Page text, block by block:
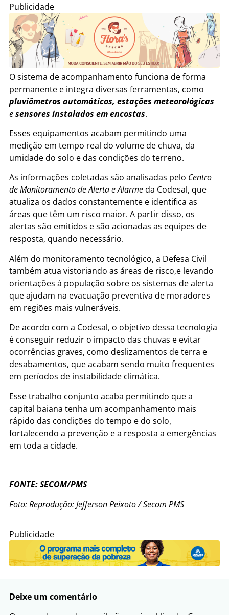
Publicidade
O sistema de acompanhamento funciona de forma
permanente e integra diversas ferramentas, como
pluviômetros automáticos, estações meteorológicas
esensores instalados em encostas.
Esses equipamentos acabam permitindo uma
medição em tempo real do volume de chuva, da
umidade do solo e das condições do terreno.
As informações coletadas são analisadas pelo Centro
de Monitoramento de Alerta e Alarmeda Codesal, que
atualiza os dados constantemente e identifica as
áreas que têm um risco maior. A partir disso, os
alertas são emitidos e são acionadas as equipes de
resposta, quando necessário.
Além do monitoramento tecnológico, a Defesa Civil
também atua vistoriando as áreas de risco,e levando
orientações à população sobre os sistemas de alerta
que ajudam na evacuação preventiva de moradores
em regiões mais vulneráveis.
De acordo com a Codesal, o objetivo dessa tecnologia
é conseguir reduzir o impacto das chuvas e evitar
ocorrências graves, como deslizamentos de terra e
desabamentos, que acabam sendo muito frequentes
em períodos de instabilidade climática.
Esse trabalho conjunto acaba permitindo que a
capital baiana tenha um acompanhamento mais
rápido das condições do tempo e do solo,
fortalecendo a prevenção e a resposta a emergências
em toda a cidade.
FONTE: SECOM/PMS
Foto: Reprodução: Jefferson Peixoto / Secom PMS
Publicidade
Deixe um comentário